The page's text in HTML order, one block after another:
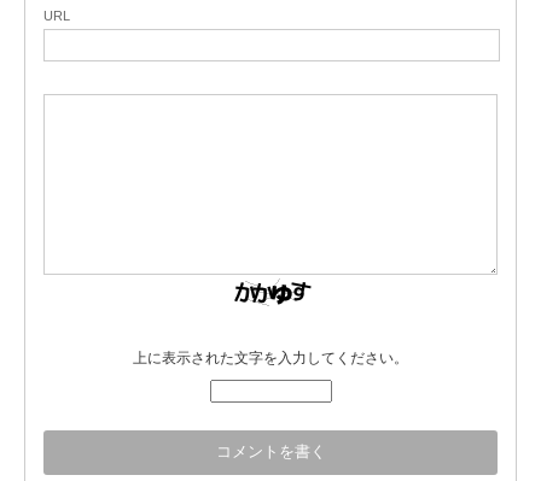
URL
上に表示された文字を入力してください。